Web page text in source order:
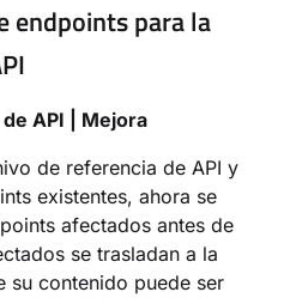
endpoints para la
API | Mejora
de referencia de API y
existentes, ahora se
afectados antes de
se trasladan a la
su contenido puede ser